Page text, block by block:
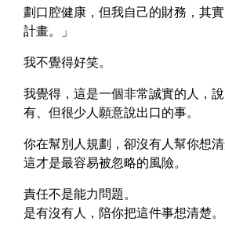
劃口腔健康，但我自己的財務，其
計畫。」
我不覺得好笑。
我覺得，這是一個非常誠實的人，
有、但很少人願意說出口的事。
你在幫別人規劃，卻沒有人幫你想
這才是最容易被忽略的風險。
責任不是能力問題。
是有沒有人，陪你把這件事想清楚。